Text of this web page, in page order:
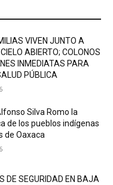
VIVEN JUNTO A
ABIERTO; COLONOS
INMEDIATAS PARA
PÚBLICA
Silva Romo la
de los pueblos indígenas
de Oaxaca
DE SEGURIDAD EN BAJA